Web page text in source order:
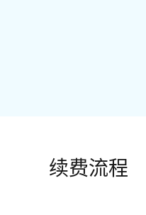
续费流程